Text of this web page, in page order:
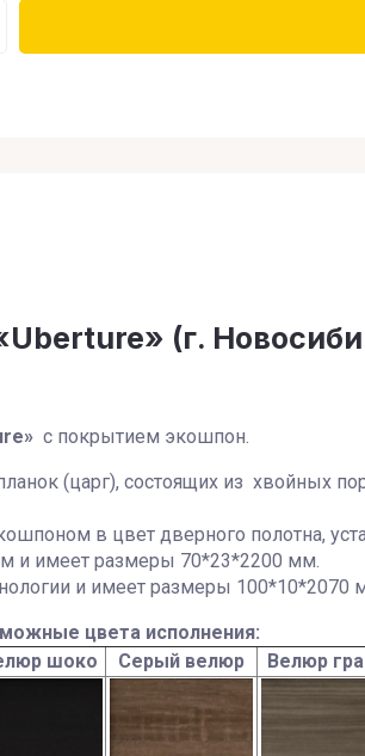
(г.
с покрытием экошпон.
(царг), состоящих из хвойных
в цвет дверного полотна,
и имеет размеры 70*23*2200 мм.
и имеет размеры
цвета исполнения:
шоко Серый велюр Велюр